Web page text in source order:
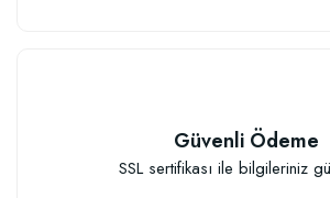
Güvenli Ödeme
SSL sertifikası ile bilgileriniz